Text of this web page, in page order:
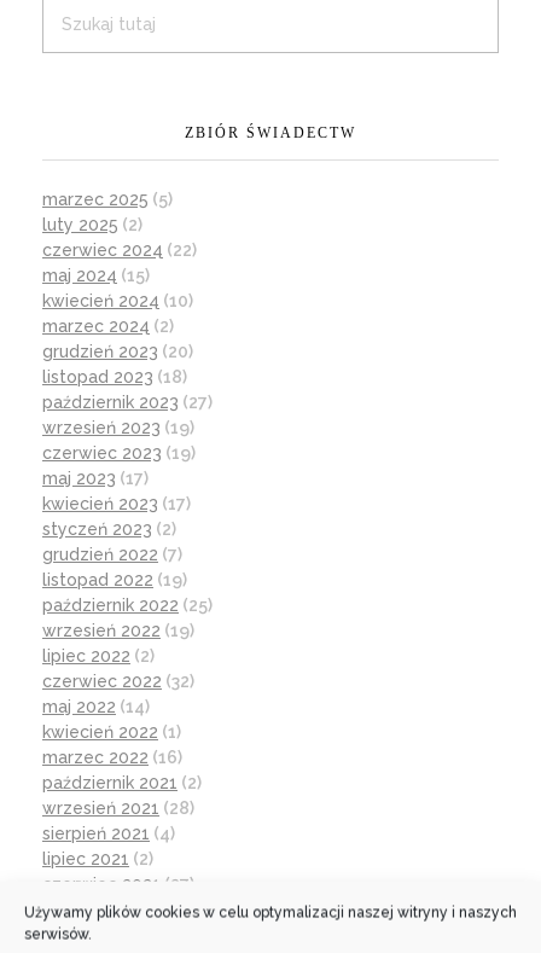
Używamy plików cookies w celu optymalizacji naszej witryny i naszych
serwisów.
ZBIÓR ŚWIADECTW
marzec 2025 (5)
luty 2025 (2)
czerwiec 2024 (22)
maj 2024 (15)
kwiecień 2024 (10)
marzec 2024 (2)
grudzień 2023 (20)
listopad 2023 (18)
październik 2023 (27)
wrzesień 2023 (19)
czerwiec 2023 (19)
maj 2023 (17)
kwiecień 2023 (17)
styczeń 2023 (2)
grudzień 2022 (7)
listopad 2022 (19)
październik 2022 (25)
wrzesień 2022 (19)
lipiec 2022 (2)
czerwiec 2022 (32)
maj 2022 (14)
kwiecień 2022 (1)
marzec 2022 (16)
październik 2021 (2)
wrzesień 2021 (28)
sierpień 2021 (4)
lipiec 2021 (2)
czerwiec 2021 (27)
wrzesień 2020(23)
czerwiec 2020